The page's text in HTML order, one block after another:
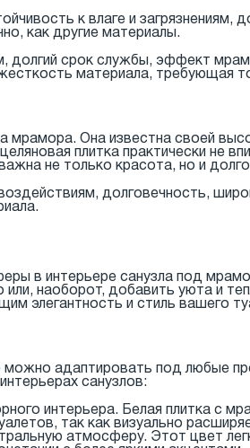
к влаге и загрязнениям,
как другие материалы.
долгий срок службы, эффект
материала, требующая
Она известна своей
плитка практически не
не только красота, но и
долговечность,
в интерьере санузла под
наоборот, добавить уюта и
элегантность и стиль вашего
адаптировать под любые
санузлов:
интерьера. Белая плитка с
так как визуально
атмосферу. Этот цвет